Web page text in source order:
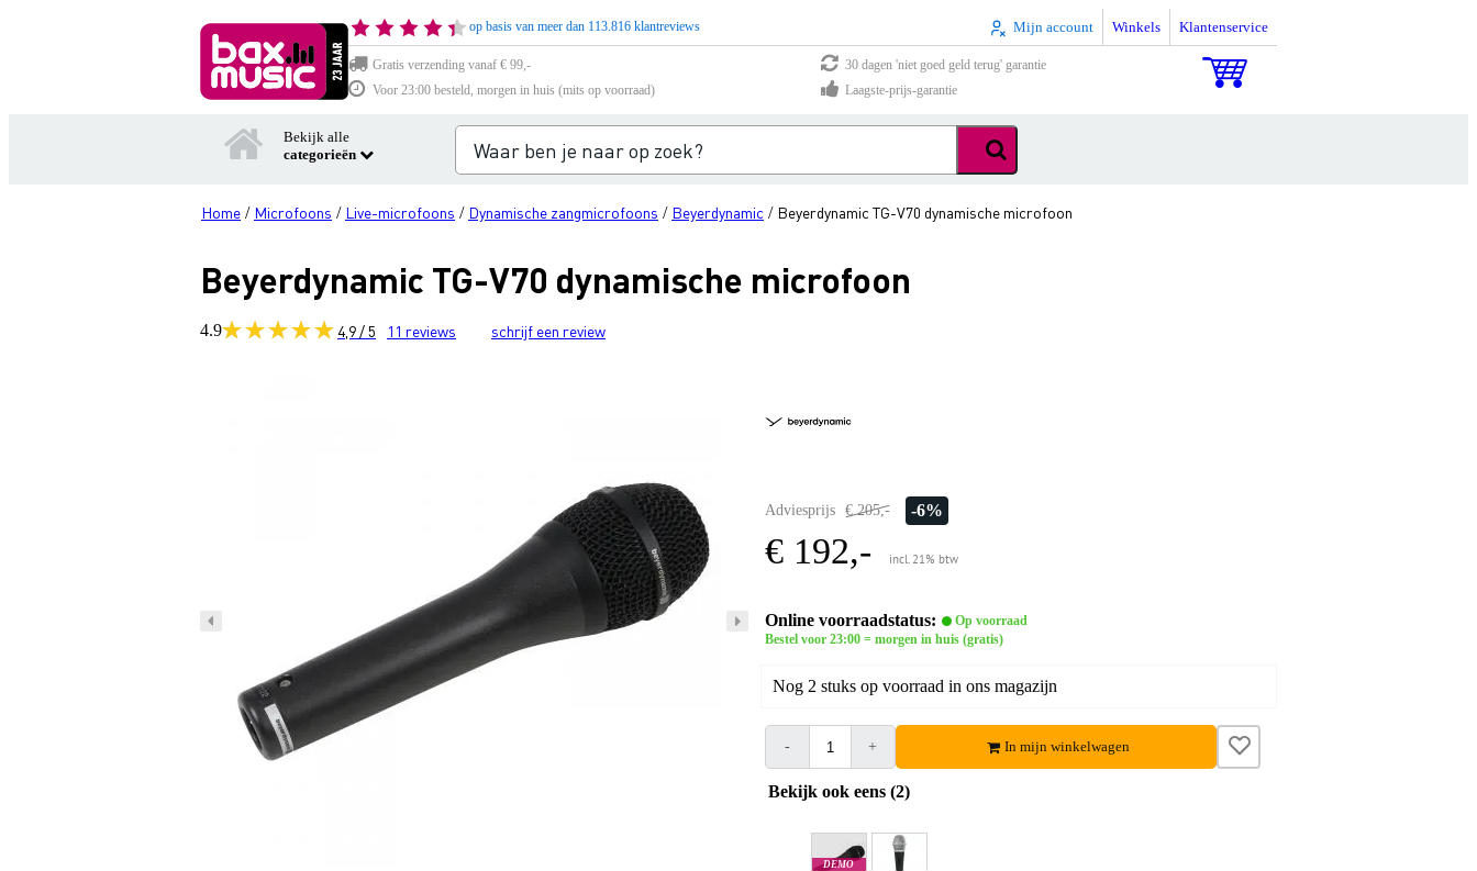
op basis van meer dan 113.816 klantreviews Mijn account Winkels Klantenservice
Gratis verzending vanaf € 99,-
30 dagen 'niet goed geld terug' garantie
Voor 23:00 besteld, morgen in huis (mits op voorraad)
Laagste-prijs-garantie
Bekijk alle
categorieën
Home / Microfoons / Live-microfoons / Dynamische zangmicrofoons / Beyerdynamic / Beyerdynamic TG-V70 dynamische microfoon
Beyerdynamic TG-V70 dynamische microfoon
4.9 4,9 / 5 11 reviews schrijf een review
Adviesprijs € 205,- -6%
€ 192,- incl. 21% btw
Online voorraadstatus:
Op voorraad
Bestel voor 23:00 = morgen in huis (gratis)
Nog 2 stuks op voorraad in ons magazijn
- + In mijn winkelwagen
Bekijk ook eens (2)
DEMO